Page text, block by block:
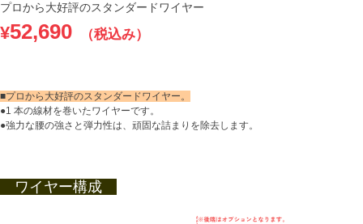
プロから大好評のスタンダードワイヤー
¥52,690 （税込み）
■プロから大好評のスタンダードワイヤー。
●1 本の線材を巻いたワイヤーです。
●強力な腰の強さと弾力性は、頑固な詰まりを除去します。
ワイヤー構成